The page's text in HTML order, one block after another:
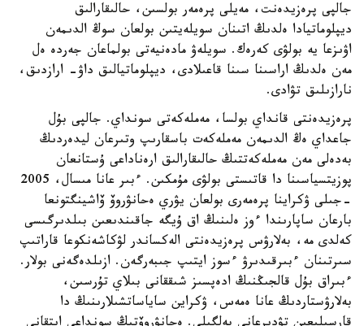
جالپى پرەزيدەنت، مەيلى پرەمەر بولسىن، حالىقارالىق
ديپلوماتيادا ەلدىڭ اتىنان سويلەيتىن بولعان سوڭ الدىمەن
اۋىزعا يە بولۋى كەرەك. سويلەۋ مادەنيەتى بولماعان جەردە ەل
مەن ەلدىڭ اراسىنا سىنا قاعىلادى، ديپلوماتيالىق داۋ- ارازدىق،
نارازىلىق تۋادى.
پرەزيدەنتى قانداي بولسا، مەملەكەتى سونداي. جالپى بۇل
جاعداي ەڭ الدىمەن مەملەكەت باسقارىپ وتىرعان ليدەردىڭ
بەدەلى مەن مەملەكەتتىڭ حالىقارالىق ارەناداعى ۇستانعان
پوزيتسياسىنا دا قاتىستى بولۋى مۇمكىن. ءبىر عانا مىسال، 2005
-جىلى ۋكراينا پرەمەرى بولعان يۋري ەحانۋروۆ ۆاشينگتونعا
بارعان ساپارىندا ءوز ەلىنىڭ اق ۇيگە جاقىندىعىن بىلدىرگىسى
كەلدى مە، بەلارۋس پرەزيدەنتى الەكساندر لۋكاشەنكوعا قاراتىپ
سىرتىنان ءبىرقىدىرۋ ءسوز ايتىپ جىبەرگەن. ازىلدەگەنى بولار.
ءبىراق بۇل قالجىڭنىڭ ادەپسىز شىققانى بىلاي تۇرسىن،
بەلارۋستاردىڭ عانا ەمەس، ۋكراين ساياساتشىلارىنىڭ دا